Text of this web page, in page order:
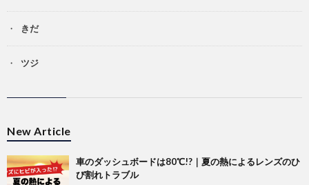
きだ
ツジ
New Article
車のダッシュボードは80℃!?｜夏の熱によるレンズのひ
び割れトラブル